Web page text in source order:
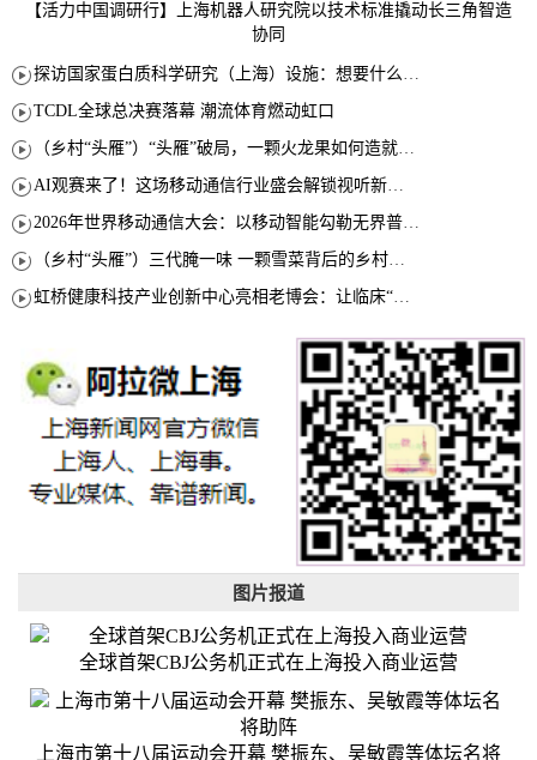
【活力中国调研行】上海机器人研究院以技术标准撬动长三角智造
协同
探访国家蛋白质科学研究（上海）设施：想要什么蛋白 AI直接设计合成
TCDL全球总决赛落幕 潮流体育燃动虹口
（乡村“头雁”）“头雁”破局，一颗火龙果如何造就沪上乡村特色产业化路径
AI观赛来了！这场移动通信行业盛会解锁视听新玩法
2026年世界移动通信大会：以移动智能勾勒无界普惠新愿景
（乡村“头雁”）三代腌一味 一颗雪菜背后的乡村致富经
虹桥健康科技产业创新中心亮相老博会：让临床“需求”定义银发经济新生态
图片报道
全球首架CBJ公务机正式在上海投入商业运营
上海市第十八届运动会开幕 樊振东、吴敏霞等体坛名将